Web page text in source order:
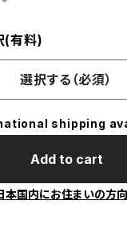
(有料)
選択する（必須）
shipping
Add to cart
本国内にお住まいの方